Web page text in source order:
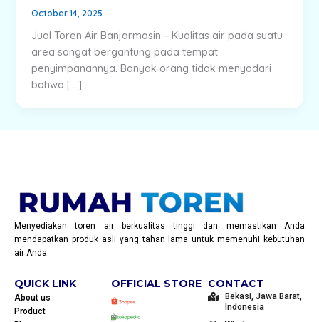
October 14, 2025
Jual Toren Air Banjarmasin – Kualitas air pada suatu
area sangat bergantung pada tempat
penyimpanannya. Banyak orang tidak menyadari
bahwa […]
Menyediakan toren air berkualitas tinggi dan memastikan Anda
mendapatkan produk asli yang tahan lama untuk memenuhi kebutuhan
air Anda.
QUICK LINK
About us
Product
OFFICIAL STORE CONTACT
Bekasi, Jawa Barat,
Indonesia